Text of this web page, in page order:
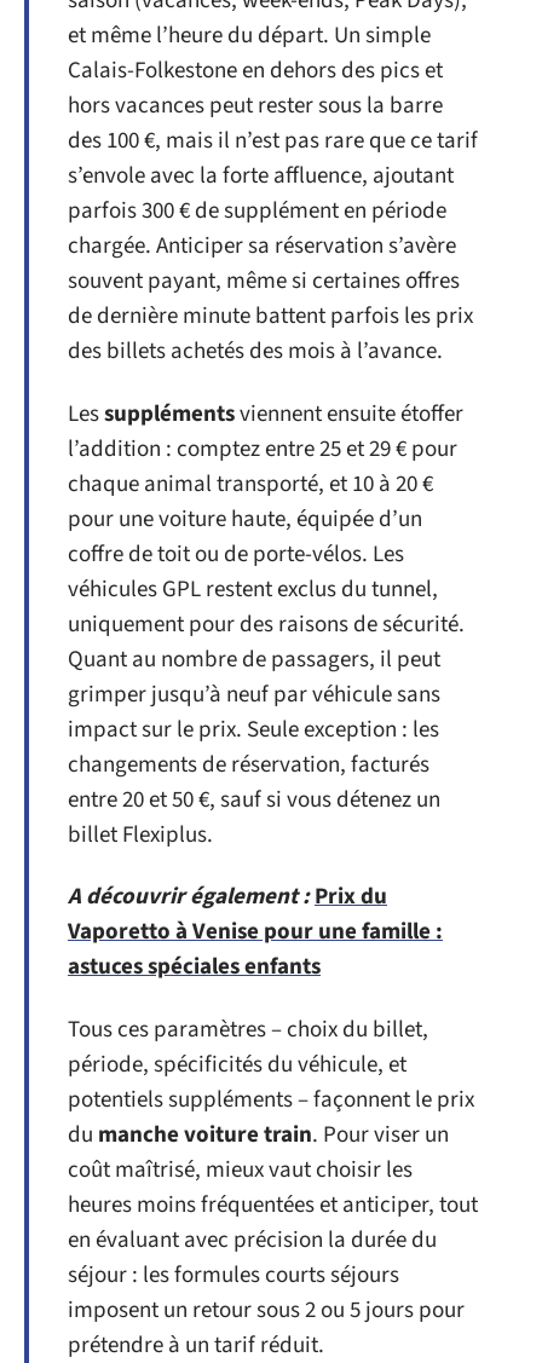
et même l’heure du départ. Un simple
Calais-Folkestone en dehors des pics et
hors vacances peut rester sous la barre
des 100 €, mais il n’est pas rare que ce tarif
s’envole avec la forte affluence, ajoutant
parfois 300 € de supplément en période
chargée. Anticiper sa réservation s’avère
souvent payant, même si certaines offres
de dernière minute battent parfois les prix
des billets achetés des mois à l’avance.
Lessupplémentsviennent ensuite étoffer
l’addition : comptez entre 25 et 29 € pour
chaque animal transporté, et 10 à 20 €
pour une voiture haute, équipée d’un
coffre de toit ou de porte-vélos. Les
véhicules GPL restent exclus du tunnel,
uniquement pour des raisons de sécurité.
Quant au nombre de passagers, il peut
grimper jusqu’à neuf par véhicule sans
impact sur le prix. Seule exception : les
changements de réservation, facturés
entre 20 et 50 €, sauf si vous détenez un
billet Flexiplus.
A découvrir également :Prix du
Vaporetto à Venise pour une famille :
astuces spéciales enfants
Tous ces paramètres – choix du billet,
période, spécificités du véhicule, et
potentiels suppléments – façonnent le prix
du manche voiture train. Pour viser un
coût maîtrisé, mieux vaut choisir les
heures moins fréquentées et anticiper, tout
en évaluant avec précision la durée du
séjour : les formules courts séjours
imposent un retour sous 2 ou 5 jours pour
prétendre à un tarif réduit.